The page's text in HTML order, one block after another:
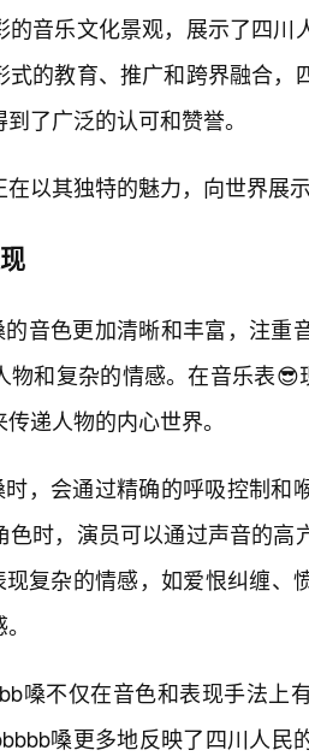
音乐文化景观，展示了四川
式的教育、推广和跨界融合，
了广泛的认可和赞誉。
以其独特的魅力，向世界展
音色更加清晰和丰富，注重
物和复杂的情感。在音乐表
递人物的内心世界。
，会通过精确的呼吸控制和
时，演员可以通过声音的高
复杂的情感，如爱恨纠缠、
嗓不仅在音色和表现手法上
嗓更多地反映了四川人民